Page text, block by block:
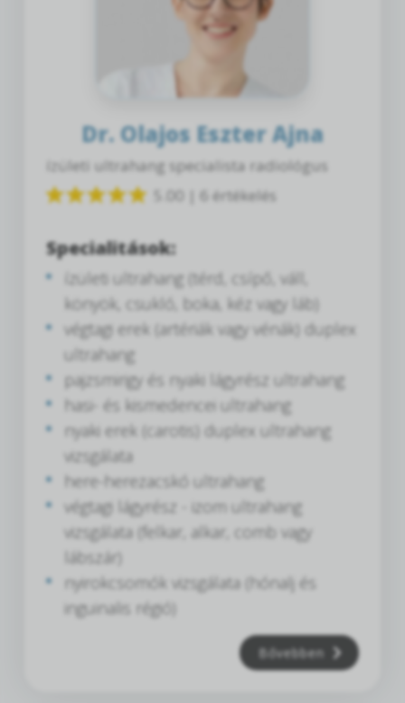
Dr. Olajos Eszter Ajna
ízületi ultrahang specialista radiológus
5.00 | 6 értékelés
Specialitások:
ízületi ultrahang (térd, csípő, váll,
könyök, csukló, boka, kéz vagy láb)
végtagi erek (artériák vagy vénák) duplex
ultrahang
pajzsmirigy és nyaki lágyrész ultrahang
hasi- és kismedencei ultrahang
nyaki erek (carotis) duplex ultrahang
vizsgálata
here-herezacskó ultrahang
végtagi lágyrész - izom ultrahang
vizsgálata (felkar, alkar, comb vagy
lábszár)
nyirokcsomók vizsgálata (hónalj és
inguinalis régió)
Bővebben